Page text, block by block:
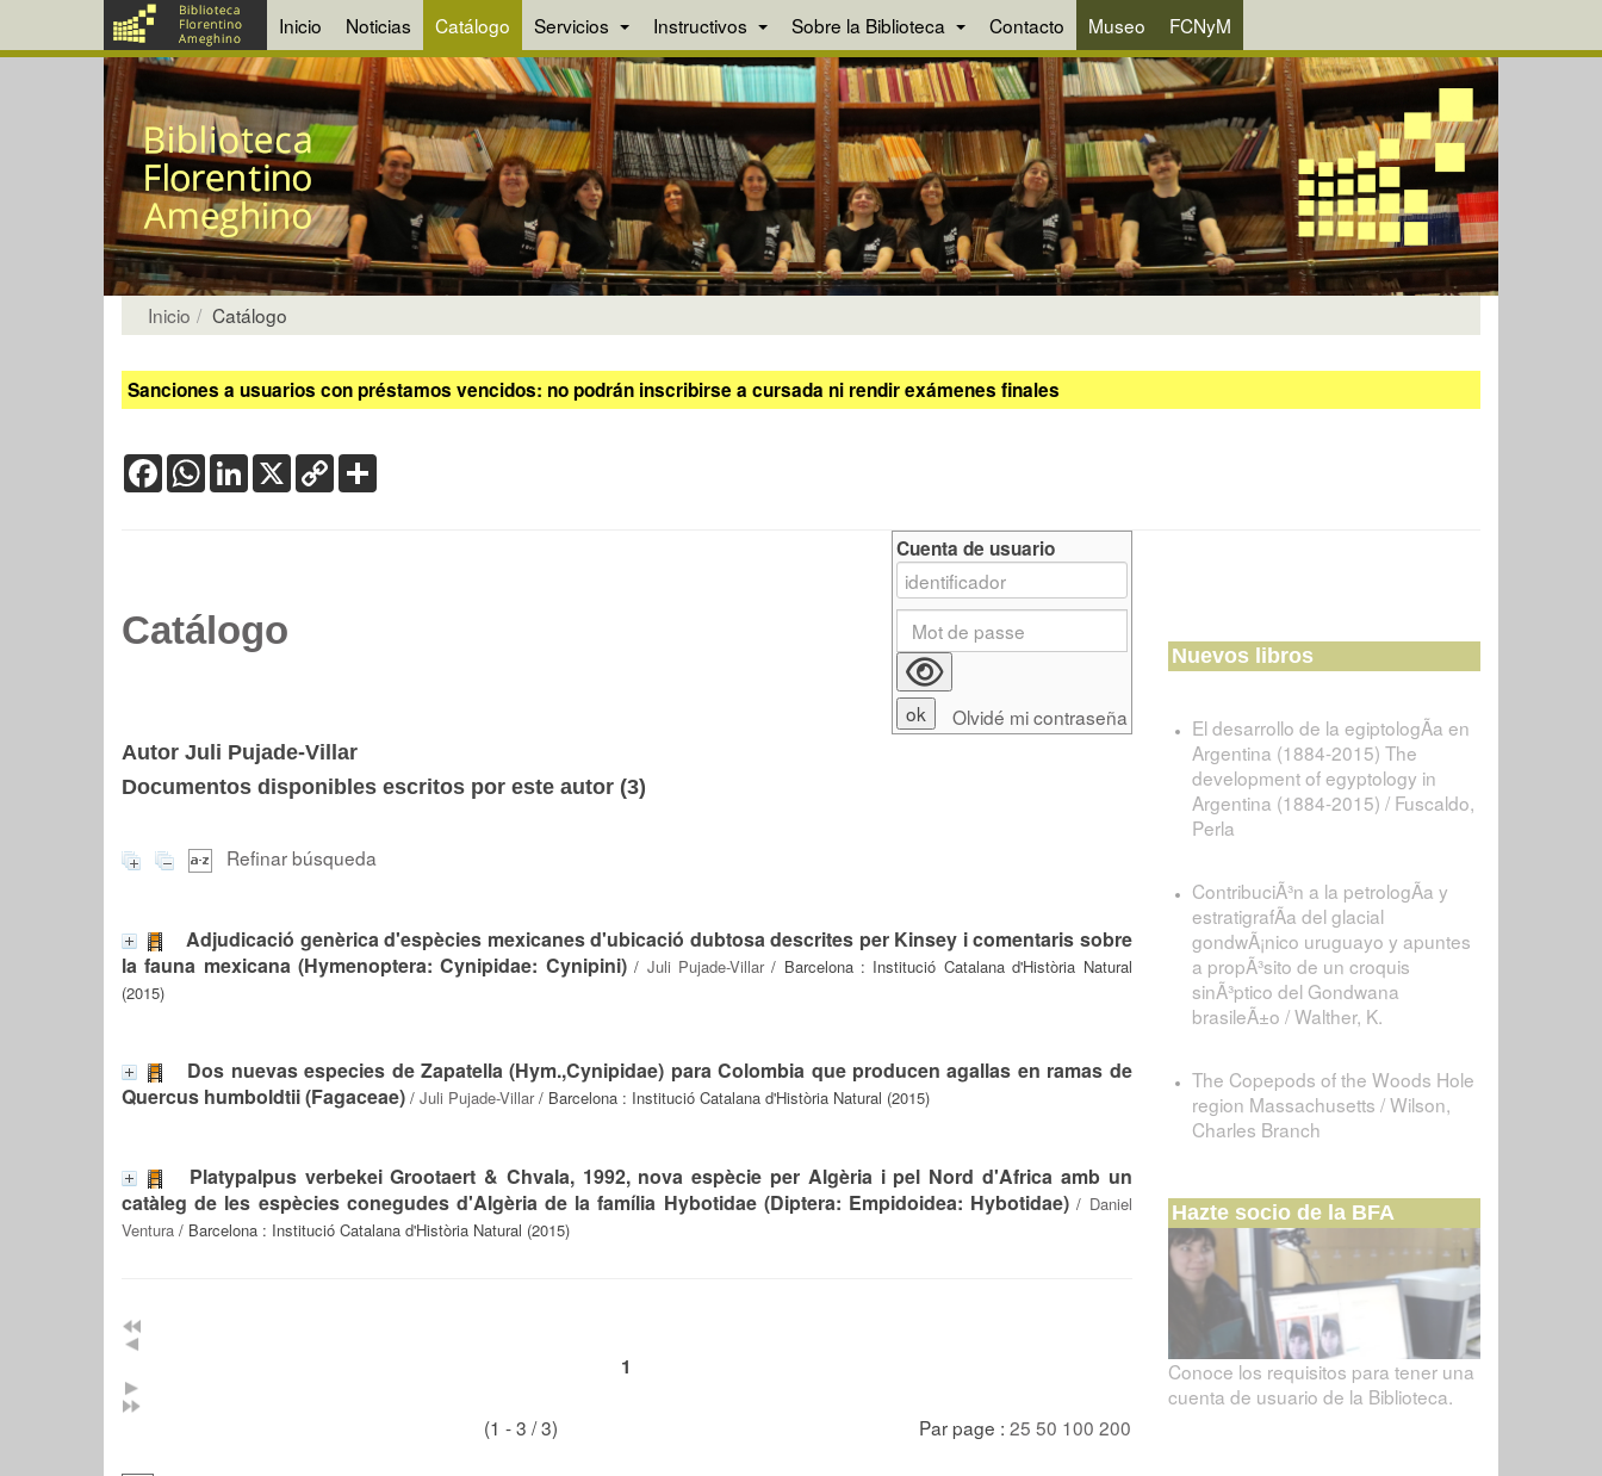
Inicio Noticias Catálogo Servicios Instructivos Sobre la Biblioteca Contacto Museo FCNyM
Inicio Catálogo
Sanciones a usuarios con préstamos vencidos: no podrán inscribirse a cursada ni rendir exámenes finales
FacebookWhatsApp
LinkedIn
X Copy
Link
Catálogo
Autor Juli Pujade-Villar
Documentos disponibles escritos por este autor (3)
Refinar búsqueda
Adjudicació genèrica d'espècies mexicanes d'ubicació dubtosa descrites per Kinsey i comentaris sobre
la fauna mexicana (Hymenoptera: Cynipidae: Cynipini)/ Juli Pujade-Villar/ Barcelona : Institució Catalana d'Història Natural
(2015)
Dos nuevas especies de Zapatella (Hym.,Cynipidae) para Colombia que producen agallas en ramas de
Quercus humboldtii (Fagaceae) / Juli Pujade-Villar/ Barcelona : Institució Catalana d'Història Natural (2015)
Platypalpus verbekei Grootaert & Chvala, 1992, nova espècie per Algèria i pel Nord d'Africa amb un
catàleg de les espècies conegudes d'Algèria de la família Hybotidae (Diptera: Empidoidea: Hybotidae) / Daniel
Ventura / Barcelona : Institució Catalana d'Història Natural (2015)
1
(1 - 3 / 3) Par page : 25 50 100 200
Cuenta de usuario
Olvidé mi contraseña
Nuevos libros
El desarrollo de la egiptologÃ­a en
Argentina (1884-2015) The
development of egyptology in
Argentina (1884-2015) / Fuscaldo,
Perla
ContribuciÃ³n a la petrologÃ­a y
estratigrafÃ­a del glacial
gondwÃ¡nico uruguayo y apuntes
a propÃ³sito de un croquis
sinÃ³ptico del Gondwana
brasileÃ±o / Walther, K.
The Copepods of the Woods Hole
region Massachusetts / Wilson,
Charles Branch
Hazte socio de la BFA
Conoce los requisitos para tener una
cuenta de usuario de la Biblioteca.